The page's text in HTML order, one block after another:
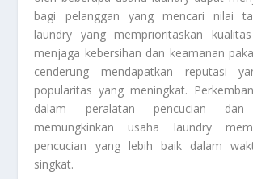
bagi pelanggan yang mencari nilai
laundry yang memprioritaskan
menjaga kebersihan dan keamanan
cenderung mendapatkan reputasi
popularitas yang meningkat.
dalam peralatan pencucian dan
memungkinkan usaha laundry
pencucian yang lebih baik dalam
singkat.